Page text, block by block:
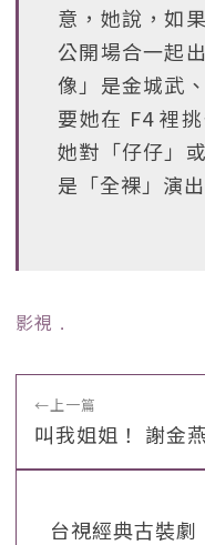
意，她說，如
公開場合一起
像」是金城武
要她在 F4 裡
她對「仔仔」
是「全裸」演
影視 ﹒
←上一篇
叫我姐姐！ 謝金
台視經典古裝